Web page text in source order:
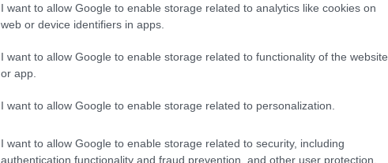
I want to allow Google to enable storage related to analytics like cookies on
web or device identifiers in apps.
I want to allow Google to enable storage related to functionality of the website
or app.
I want to allow Google to enable storage related to personalization.
I want to allow Google to enable storage related to security, including
authentication functionality and fraud prevention, and other user protection.
vezetéken múlt Bicske vízellátása
Épített öröksége megújításával is
A tengerfenék alatt négy